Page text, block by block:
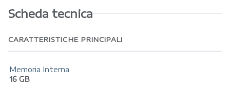
Scheda tecnica
CARATTERISTICHE PRINCIPALI
Memoria Interna
16 GB